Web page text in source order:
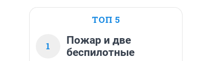
ТОП 5
1
Пожар и две
беспилотные